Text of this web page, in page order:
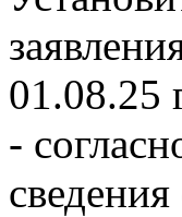
01.08.25
-